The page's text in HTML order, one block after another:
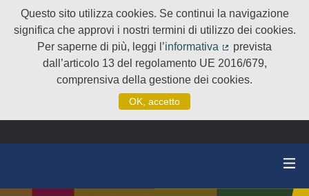
Questo sito utilizza cookies. Se continui la navigazione
significa che approvi i nostri termini di utilizzo dei cookies.
Per saperne di più, leggi l’informativa
(Collegamento
prevista
dall’articolo 13 del regolamento UE 2016/679,
comprensiva della gestione dei cookies.
OK, accetto